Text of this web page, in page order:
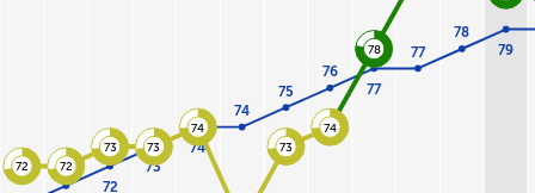
72
73
74
74
75
76
77
77
78
79
72 72
73 73
74
73
74
78